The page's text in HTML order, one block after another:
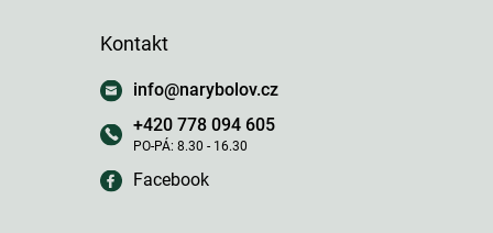
Kontakt
info@narybolov.cz
+420 778 094 605
Facebook